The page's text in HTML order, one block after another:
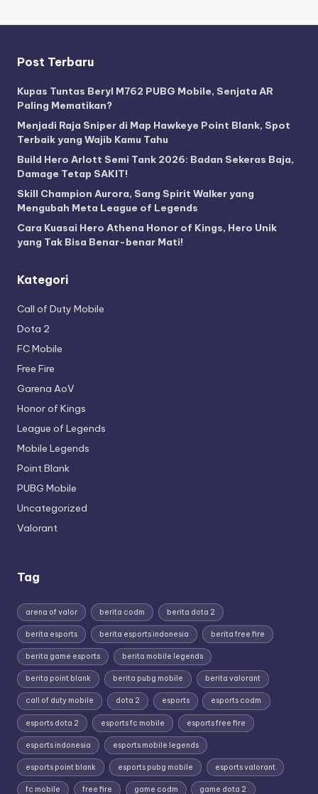
Post Terbaru
Kupas Tuntas Beryl M762 PUBG Mobile, Senjata AR
Paling Mematikan?
Menjadi Raja Sniper di Map Hawkeye Point Blank, Spot
Terbaik yang Wajib Kamu Tahu
Build Hero Arlott Semi Tank 2026: Badan Sekeras Baja,
Damage Tetap SAKIT!
Skill Champion Aurora, Sang Spirit Walker yang
Mengubah Meta League of Legends
Cara Kuasai Hero Athena Honor of Kings, Hero Unik
yang Tak Bisa Benar-benar Mati!
Kategori
Call of Duty Mobile
Dota 2
FC Mobile
Free Fire
Garena AoV
Honor of Kings
League of Legends
Mobile Legends
Point Blank
PUBG Mobile
Uncategorized
Valorant
Tag
arena of valor berita codm berita dota 2
berita esports berita esports indonesia berita free fire
berita game esports berita mobile legends
berita point blank berita pubg mobile berita valorant
call of duty mobile dota 2 esports esports codm
esports dota 2 esports fc mobile esports free fire
esports indonesia esports mobile legends
esports point blank esports pubg mobile esports valorant
fc mobile free fire game codm game dota 2